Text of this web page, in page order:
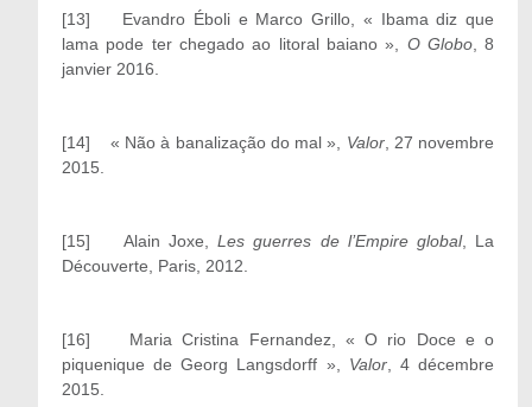
[13] Evandro Éboli e Marco Grillo, « Ibama diz que
lama pode ter chegado ao litoral baiano », O Globo, 8
janvier 2016.
[14] « Não à banalização do mal », Valor, 27 novembre
2015.
[15] Alain Joxe,Les guerres de l’Empire global, La
Découverte, Paris, 2012.
[16] Maria Cristina Fernandez, « O rio Doce e o
piquenique de Georg Langsdorff », Valor, 4 décembre
2015.